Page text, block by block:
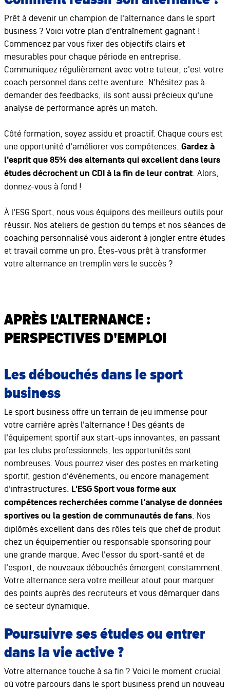
Prêt à devenir un champion de l'alternance dans le sport
business ? Voici votre plan d'entraînement gagnant !
Commencez par vous fixer des objectifs clairs et
mesurables pour chaque période en entreprise.
Communiquez régulièrement avec votre tuteur, c'est votre
coach personnel dans cette aventure. N'hésitez pas à
demander des feedbacks, ils sont aussi précieux qu'une
analyse de performance après un match.
Côté formation, soyez assidu et proactif. Chaque cours est
une opportunité d'améliorer vos compétences. Gardez à
l'esprit que 85% des alternants qui excellent dans leurs
études décrochent un CDI à la fin de leur contrat. Alors,
donnez-vous à fond !
À l'ESG Sport, nous vous équipons des meilleurs outils pour
réussir. Nos ateliers de gestion du temps et nos séances de
coaching personnalisé vous aideront à jongler entre études
et travail comme un pro. Êtes-vous prêt à transformer
votre alternance en tremplin vers le succès ?
APRÈS L'ALTERNANCE :
PERSPECTIVES D'EMPLOI
Les débouchés dans le sport
business
Le sport business offre un terrain de jeu immense pour
votre carrière après l'alternance ! Des géants de
l'équipement sportif aux start-ups innovantes, en passant
par les clubs professionnels, les opportunités sont
nombreuses. Vous pourrez viser des postes en marketing
sportif, gestion d'événements, ou encore management
d'infrastructures. L'ESG Sport vous forme aux
compétences recherchées comme l'analyse de données
sportives ou la gestion de communautés de fans. Nos
diplômés excellent dans des rôles tels que chef de produit
chez un équipementier ou responsable sponsoring pour
une grande marque. Avec l'essor du sport-santé et de
l'esport, de nouveaux débouchés émergent constamment.
Votre alternance sera votre meilleur atout pour marquer
des points auprès des recruteurs et vous démarquer dans
ce secteur dynamique.
Poursuivre ses études ou entrer
dans la vie active ?
Votre alternance touche à sa fin ? Voici le moment crucial
où votre parcours dans le sport business prend un nouveau